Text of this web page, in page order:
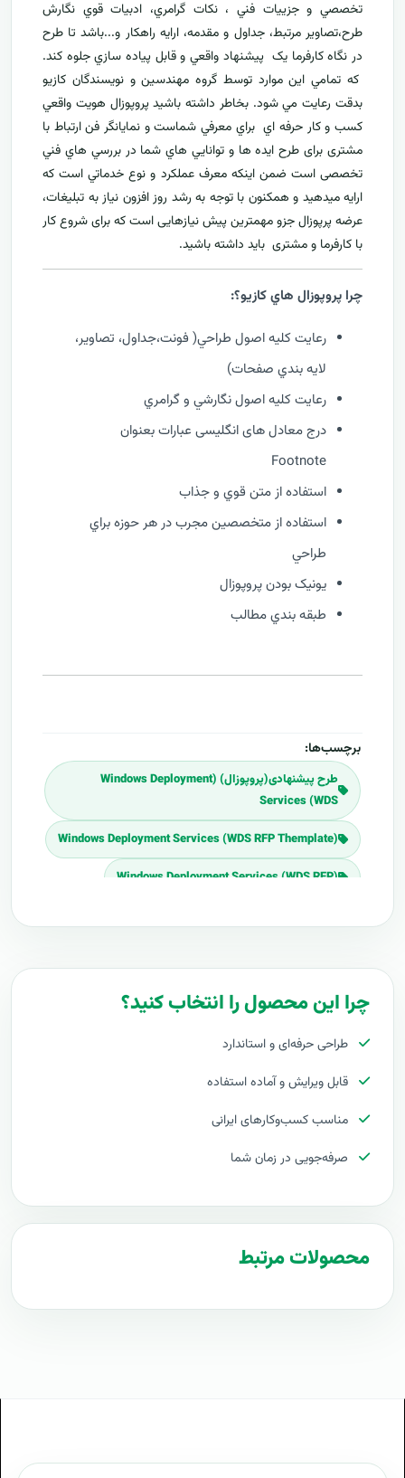
تخصصي و جزييات فني ، نکات گرامري، ادبيات قوي نگارش
طرح،تصاوير مرتبط، جداول و مقدمه، ارایه راهکار و...باشد تا طرح
در نگاه کارفرما يک پيشنهاد واقعي و قابل پياده سازي جلوه کند.
که تمامي اين موارد توسط گروه مهندسين و نويسندگان کازيو
بدقت رعايت مي شود. بخاطر داشته باشيد پروپوزال هويت واقعي
کسب و کار حرفه اي براي معرفيشماست و نمایانگر فن ارتباط با
مشتری برای طرح ايده ها و توانايي هاي شما در بررسي هاي فني
تخصصی است ضمن اینکه معرف عملکرد و نوع خدماتي است که
ارايه ميدهید و همکنون با توجه به رشد روز افزون نياز به تبليغات،
عرضه پرپوزال جزو مهمترين پیش نیازهایی است که برای شروع کار
با کارفرما و مشتری بايد داشته باشيد.
چرا پروپوزال هاي کازيو؟:
رعايت کليه اصول طراحي( فونت،جداول، تصاوير،
لايه بندي صفحات)
رعايت کليه اصول نگارشي و گرامري
درج معادل های انگلیسی عبارات بعنوان
Footnote
استفاده از متن قوي و جذاب
استفاده از متخصصين مجرب در هر حوزه براي
طراحي
يونيک بودن پروپوزال
طبقه بندي مطالب
برچسب‌ها:
طرح پیشنهادی(پروپوزال) (Windows Deployment
Services (WDS
(Windows Deployment Services (WDS RFP Themplate
(Windows Deployment Services (WDS RFP
پلان پروپوزال (Windows Deployment Services (WDS
پروپوزال راه اندازی (Windows Deployment Services
چرا این محصول را انتخاب کنید؟
طراحی حرفه‌ای و استاندارد
قابل ویرایش و آماده استفاده
مناسب کسب‌وکارهای ایرانی
صرفه‌جویی در زمان شما
محصولات مرتبط